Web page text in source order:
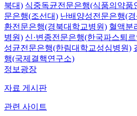
북대) 식중독균전문은행(식품의약품
문은행(조선대) 난배양성전문은행(
환전문은행(경북대학교병원) 혈액분
병원) 신·변종전문은행(한국파스퇴
성균전문은행(한림대학교성심병원)
행(국제결핵연구소)
정보광장
자료 게시판
관련 사이트